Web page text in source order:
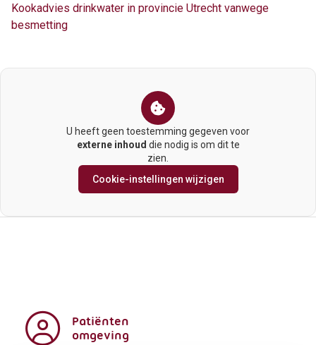
Kookadvies drinkwater in provincie Utrecht vanwege
besmetting
U heeft geen toestemming gegeven voor
externe inhoud die nodig is om dit te
zien.
Cookie-instellingen wijzigen
Patiënten
omgeving